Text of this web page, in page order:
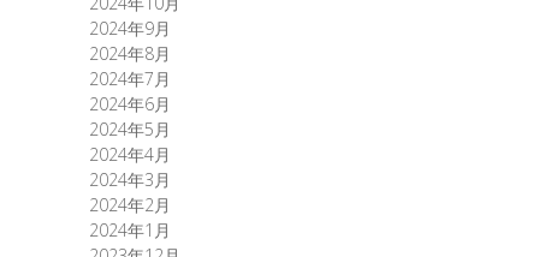
2024年9月
2024年8月
2024年7月
2024年6月
2024年5月
2024年4月
2024年3月
2024年2月
2024年1月